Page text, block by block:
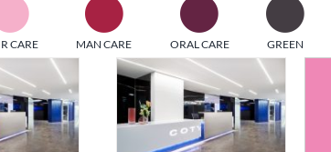
di società di comunicazione
b2b. Edizioni Turbo, in
verticali, fornisce strumenti di
nei settori beauty, food,
CARE MAN CARE ORAL CARE GREEN
Coty rafforza la
leadership con tre
nuove nomine
chiave